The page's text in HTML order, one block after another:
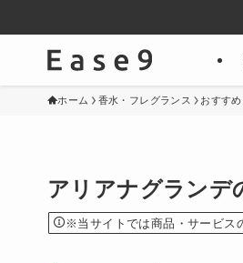
ホーム 香水・フレグランス おすす
アリアナグランデ
※当サイトでは商品・サービス